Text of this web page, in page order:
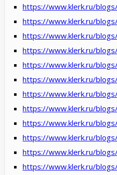
https://www.klerk.ru/
https://www.klerk.ru/
https://www.klerk.ru/
https://www.klerk.ru/
https://www.klerk.ru/
https://www.klerk.ru/
https://www.klerk.ru/
https://www.klerk.ru/
https://www.klerk.ru/
https://www.klerk.ru/
https://www.klerk.ru/
https://www.klerk.ru/